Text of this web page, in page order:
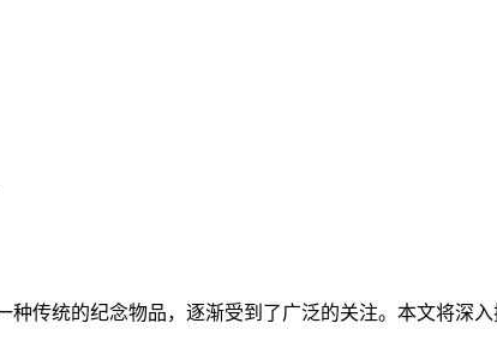
传统的纪念物品，逐渐受到了广泛的关注。本文将深